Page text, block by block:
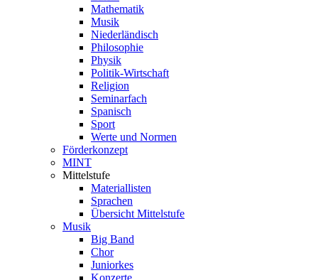
Mathematik
Musik
Niederländisch
Philosophie
Physik
Politik-Wirtschaft
Religion
Seminarfach
Spanisch
Sport
Werte und Normen
Förderkonzept
MINT
Mittelstufe
Materiallisten
Sprachen
Übersicht Mittelstufe
Musik
Big Band
Chor
Juniorkes
Konzerte